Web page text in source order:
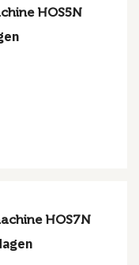
HOS5N
HOS7N